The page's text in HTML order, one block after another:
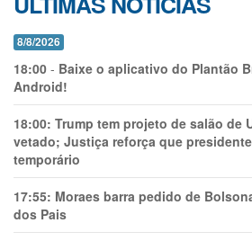
8/8/2026
18:00 - Baixe o aplicativo do Plantão
Android!
18:00: Trump tem projeto de salão de
vetado; Justiça reforça que
temporário
17:55: Moraes barra pedido de
dos Pais